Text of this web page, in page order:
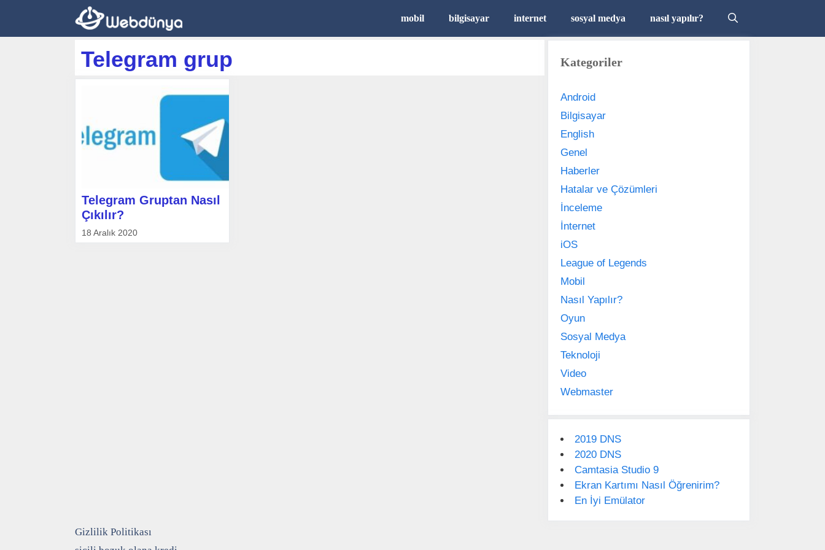
mobil bilgisayar internet sosyal medya nasıl yapılır?
Telegram grup
Telegram Gruptan Nasıl
Çıkılır?
18 Aralık 2020
Kategoriler
Android
Bilgisayar
English
Genel
Haberler
Hatalar ve Çözümleri
İnceleme
İnternet
iOS
League of Legends
Mobil
Nasıl Yapılır?
Oyun
Sosyal Medya
Teknoloji
Video
Webmaster
2019 DNS
2020 DNS
Camtasia Studio 9
Ekran Kartımı Nasıl Öğrenirim?
En İyi Emülator
Gizlilik Politikası